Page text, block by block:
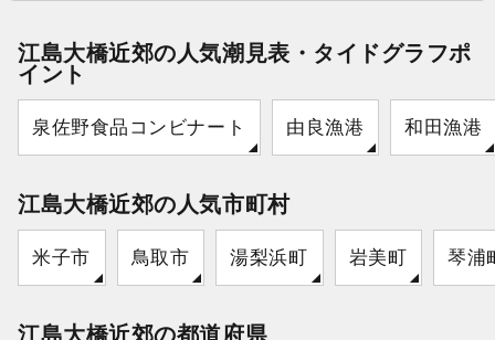
江島大橋近郊の人気潮見表・タイドグラフポ
イント
泉佐野食品コンビナート 由良漁港 和田漁港
江島大橋近郊の人気市町村
米子市 鳥取市 湯梨浜町 岩美町 琴浦
江島大橋近郊の都道府県